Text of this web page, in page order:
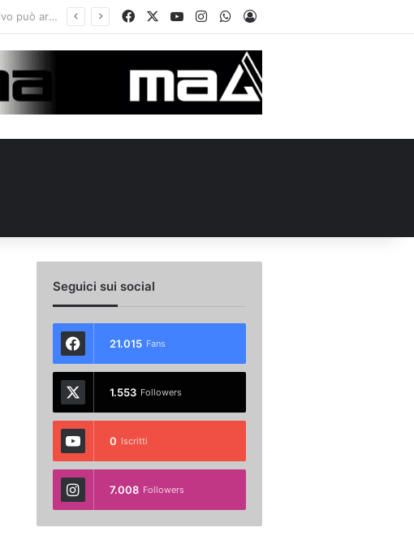
FacebookYou TubeInstagramWhatsApp
Accedi
Seguici sui social
21.015 Fans
1.553 Followers
0 Iscritti
7.008 Followers